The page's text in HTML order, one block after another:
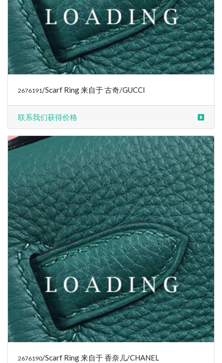
2676191/Scarf Ring 来自于 古奇/GUCCI
联系我们获得价格
2676190/Scarf Ring 来自于 香奈儿/CHANEL